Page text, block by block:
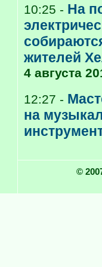
10:25 - На
жителей
4 августа
12:27 -
на
©